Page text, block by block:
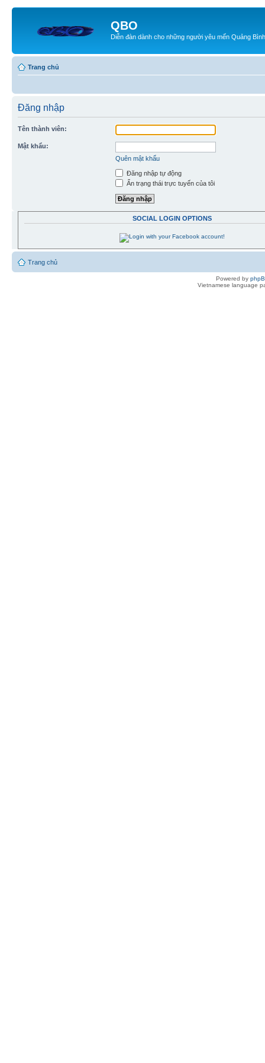
QBO
Diễn đàn dành cho những người yêu mến Quảng Bình
Trang chủ
Đăng nhập
Tên thành viên:
Mật khẩu:
Quên mật khẩu
Đăng nhập tự động
Ẩn trạng thái trực tuyến của tôi
SOCIAL LOGIN OPTIONS
Trang chủ
Powered by
Vietnamese language